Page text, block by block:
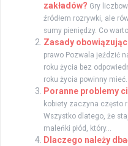
zakładów? Gry
źródłem rozrywki, ale
sumy pieniędzy. Co
Zasady
prawo Pozwala jeździć
roku życia bez
roku życia powinny
Poranne problemy
kobiety zaczyna często
Wszystko dlatego, że
maleńki płód, który...
Dlaczego należy